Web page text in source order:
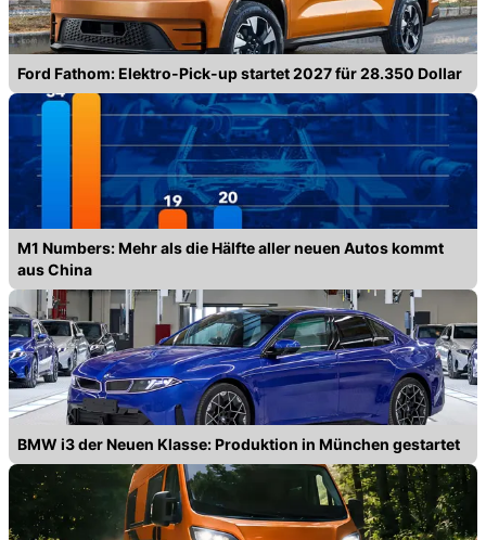
Ford Fathom: Elektro-Pick-up startet 2027 für 28.350 Dollar
M1 Numbers: Mehr als die Hälfte aller neuen Autos kommt
aus China
BMW i3 der Neuen Klasse: Produktion in München gestartet